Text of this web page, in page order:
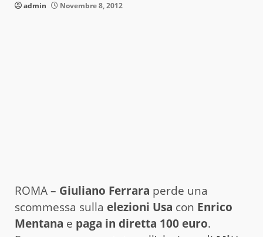
admin Novembre 8, 2012
ROMA – Giuliano Ferrara perde una
scommessa sulla elezioni Usa con Enrico
Mentana e paga in diretta 100 euro.